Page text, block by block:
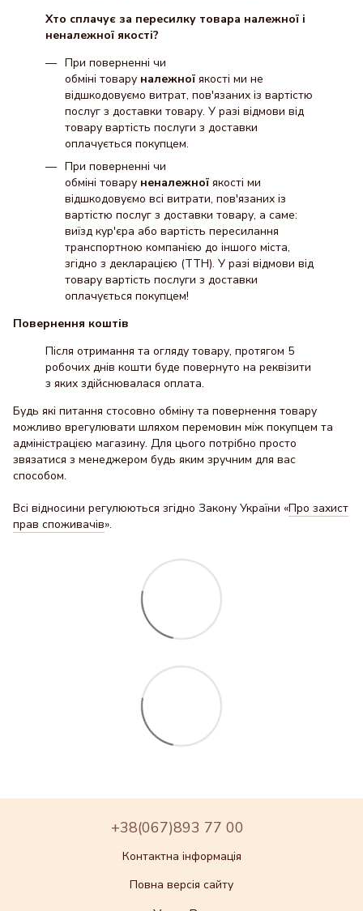
Хто сплачує за пересилку товара належної і
неналежної якості?
При поверненні чи
обміні товару належної якості ми не
відшкодовуємо витрат, пов'язаних із вартістю
послуг з доставки товару. У разі відмови від
товару вартість послуги з доставки
оплачується покупцем.
При поверненні чи
обміні товару неналежної якості ми
відшкодовуємо всі витрати, пов'язаних із
вартістю послуг з доставки товару, а саме:
виїзд кур'єра або вартість пересилання
транспортною компанією до іншого міста,
згідно з декларацією (ТТН). У разі відмови від
товару вартість послуги з доставки
оплачується покупцем!
Повернення коштів
Після отримання та огляду товару, протягом 5
робочих днів кошти буде повернуто на реквізити
з яких здійснювалася оплата.
Будь які питання стосовно обміну та повернення товару
можливо врегулювати шляхом перемовин між покупцем та
адміністрацією магазину. Для цього потрібно просто
звязатися з менеджером будь яким зручним для вас
способом.
Всі відносини регулюються згідно Закону України «Про захист
прав споживачів».
+38(067)893 77 00
Контактна інформація
Повна версія сайту